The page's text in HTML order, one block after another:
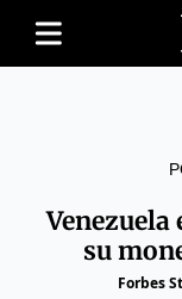
su
Forbes